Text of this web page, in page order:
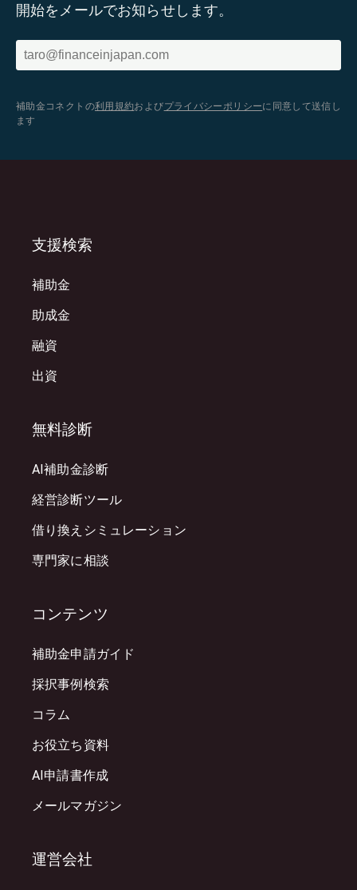
開始をメールでお知らせします。
補助金コネクトの利用規約およびプライバシーポリシーに同意して送信し
ます
支援検索
補助金
助成金
融資
出資
無料診断
AI補助金診断
経営診断ツール
借り換えシミュレーション
専門家に相談
コンテンツ
補助金申請ガイド
採択事例検索
コラム
お役立ち資料
AI申請書作成
メールマガジン
運営会社